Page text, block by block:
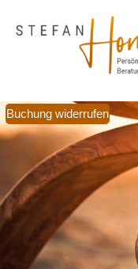
Buchung widerrufen